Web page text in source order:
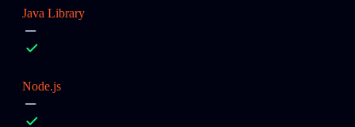
Java Library
Node.js